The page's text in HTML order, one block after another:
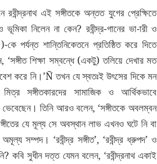
এই সঙ্গীতকে অন্তত যুগের প্রেক্ষিতে
নিলেন না কেন? রবীন্দ্র-গানের ভা-ারী ও
পর্যন্ত শান্তিনিকেতনে প্রতিষ্ঠিত করে দিতে
শিক্ষা সম্বন্ধে (একটু) তলিয়ে দেখার মত
করে নি।’Ñ তখন যে স্বতঃই উৎসের দিকে মন
সঙ্গীতকারদের সামাজিক ও আর্থিকভাবে
ভেবেছেন। তিনি আরও বলেন, ‘সঙ্গীতকে অবলম্বন
যে মূল্য সে অবস্থান লাভ এখনও ঘটে নি বা
সম্পদ। ‘রবীন্দ্র সঙ্গীত’, ‘রবীন্দ্র ধ্রুপদ’ ও
কবি সুধীন দত্ত যেমন বলেন, ‘রবীন্দ্রনাথ একাই